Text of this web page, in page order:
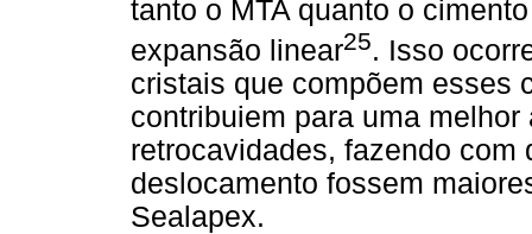
tanto o MTA quanto o
expansão linear25. Isso
cristais que compõem esses
contribuiem para uma
retrocavidades, fazendo
deslocamento fossem
Sealapex.